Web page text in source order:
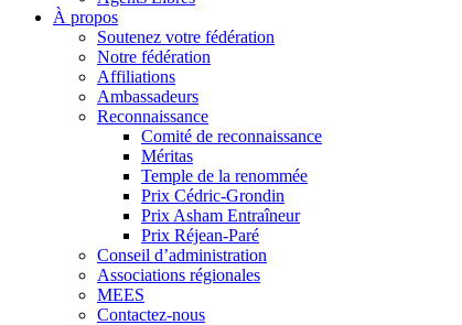
À propos
Soutenez votre fédération
Notre fédération
Affiliations
Ambassadeurs
Reconnaissance
Comité de reconnaissance
Méritas
Temple de la renommée
Prix Cédric-Grondin
Prix Asham Entraîneur
Prix Réjean-Paré
Conseil d’administration
Associations régionales
MEES
Contactez-nous